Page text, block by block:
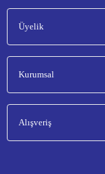
Üyelik
Kurumsal
Alışveriş